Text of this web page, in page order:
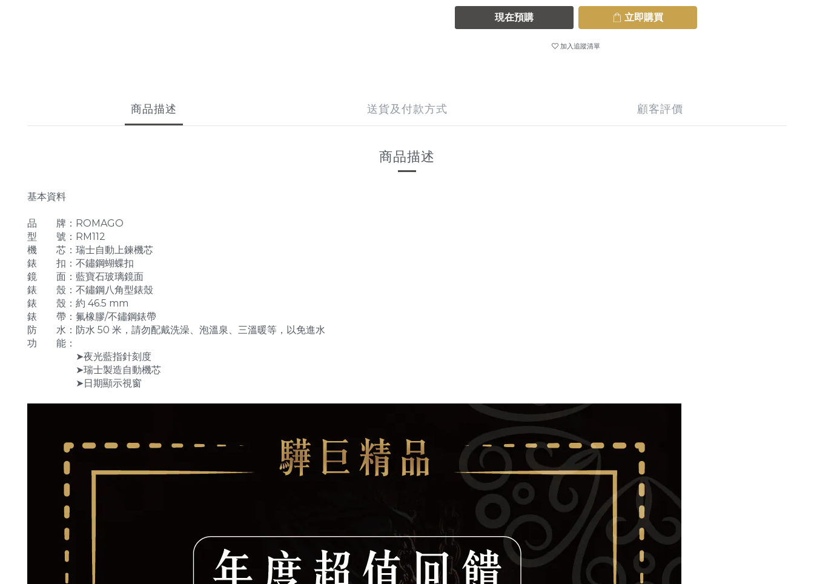
現在預購 立即購買
加入追蹤清單
商品描述 送貨及付款方式 顧客評價
商品描述
基本資料
品 牌：ROMAGO
型 號：RM112
機 芯：瑞士自動上鍊機芯
錶 扣：不鏽鋼蝴蝶扣
鏡 面：藍寶石玻璃鏡面
錶 殼：不鏽鋼八角型錶殼
錶 殼：約 46.5 mm
錶 帶：氟橡膠/不鏽鋼錶帶
防 水：防水 50 米，請勿配戴洗澡、泡溫泉、三溫暖等，以免進水
功 能：
➤夜光藍指針刻度
➤瑞士製造自動機芯
➤日期顯示視窗